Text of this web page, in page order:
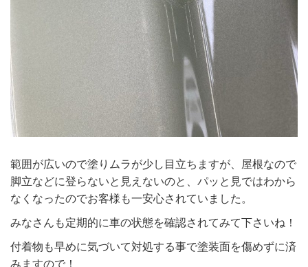
範囲が広いので塗りムラが少し目立ちますが、屋根なので
脚立などに登らないと見えないのと、パッと見ではわから
なくなったのでお客様も一安心されていました。
みなさんも定期的に車の状態を確認されてみて下さいね！
付着物も早めに気づいて対処する事で塗装面を傷めずに済
みますので！